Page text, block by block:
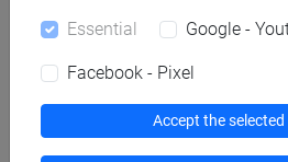
insegnanti
fi 30 cfu allegato 2
(ARABO) - AL24 -
Essential Google -
Facebook - Pixel
Accept the